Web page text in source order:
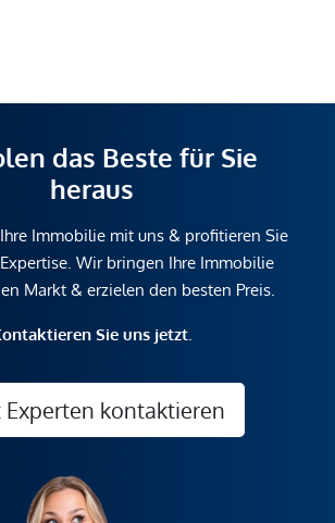
das Beste für Sie
heraus
Immobilie mit uns & profitieren Sie
Wir bringen Ihre Immobilie
Markt & erzielen den besten Preis.
Sie uns jetzt.
Experten kontaktieren